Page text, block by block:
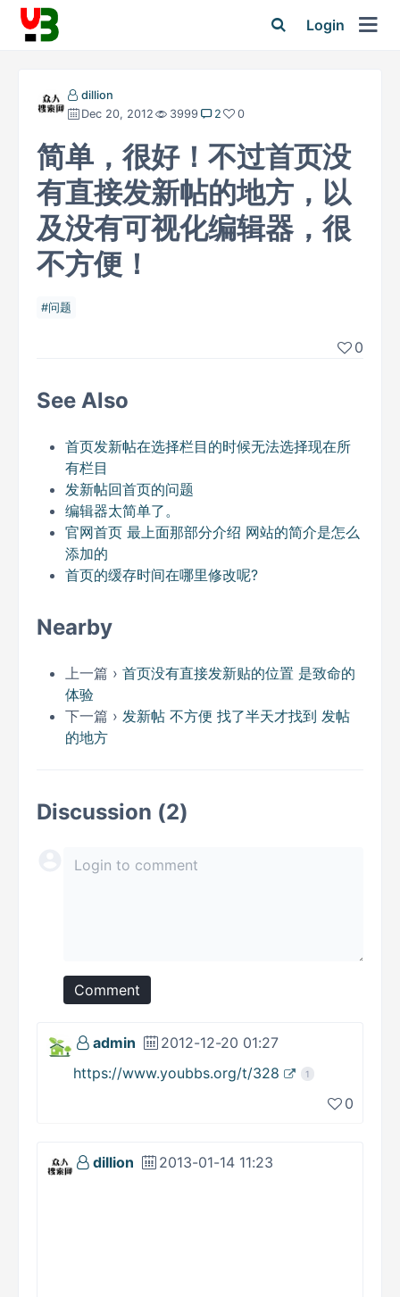
Login
dillion
Dec 20, 2012
3999 2 0
简单，很好！不过首页没
有直接发新帖的地方，以
及没有可视化编辑器，很
不方便！
问题
0
See Also
首页发新帖在选择栏目的时候无法选择现在所
有栏目
发新帖回首页的问题
编辑器太简单了。
官网首页 最上面那部分介绍 网站的简介是怎么
添加的
首页的缓存时间在哪里修改呢?
Nearby
上一篇 › 首页没有直接发新贴的位置 是致命的
体验
下一篇 › 发新帖 不方便 找了半天才找到 发帖
的地方
Discussion (2)
Comment
admin
2012-12-20 01:27
https://www.youbbs.org/t/328
1
0
dillion 2013-01-14 11:23